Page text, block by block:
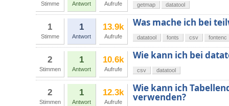
Stimme Antwort Aufrufe getmap datatool
1
Stimme
1
Antwort
13.9k
Aufrufe
Was mache ich bei
datatool fonts csv fontenc
2
Stimmen
1
Antwort
10.6k
Aufrufe
Wie kann ich bei
csv datatool
2
Stimmen
1
Antwort
12.3k
Aufrufe
Wie kann ich
verwenden?